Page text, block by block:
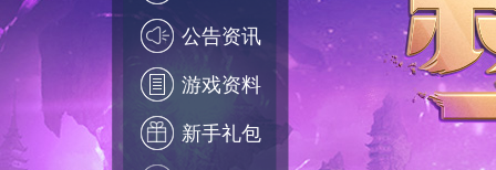
公告资讯
游戏资料
新手礼包